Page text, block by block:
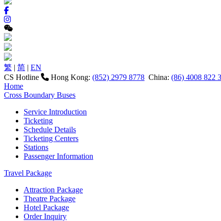
繁 | 简 | EN
CS Hotline
Hong Kong: (852) 2979 8778 China: (86) 4008 822
Home
Cross Boundary Buses
Service Introduction
Ticketing
Schedule Details
Ticketing Centers
Stations
Passenger Information
Travel Package
Attraction Package
Theatre Package
Hotel Package
Order Inquiry